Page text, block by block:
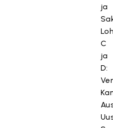
ja
C
ja
D: